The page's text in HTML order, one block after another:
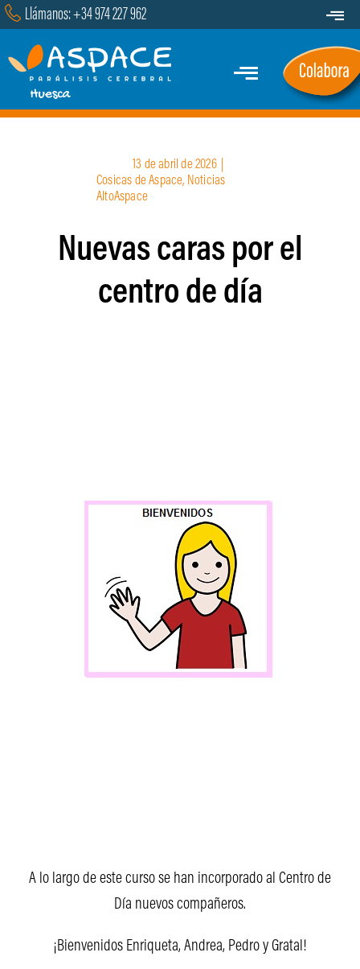
Saltar
contenido
Llámanos: +34 974 227 962
Toggle
Transparencia
Contacto
Toggle
Navigation
Quiénes Somos
Servicios y Programas
Marcha
13 de abril de 2026
Cosicas de Aspace, Noticias
AltoAspace
Nuevas caras por el
centro de día
A lo largo de este curso se han incorporado al Centro de
Día nuevos compañeros.
¡Bienvenidos Enriqueta, Andrea, Pedro y Gratal!